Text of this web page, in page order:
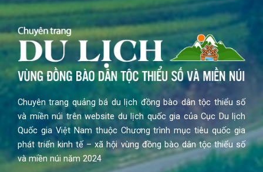
Chuyên trang quảng bá du lịch đồng bào dân tộc thiểu số
và miền núi trên website du lịch quốc gia của Cục Du lịch
Quốc gia Việt Nam thuộc Chương trình mục tiêu quốc gia
phát triển kinh tế – xã hội vùng đồng bào dân tộc thiểu số
và miền núi năm 2024